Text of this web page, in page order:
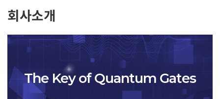
회사소개
The Key of Quantum Gates